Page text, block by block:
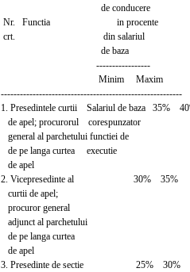
de conducere
Nr. Functia in procente
crt. din salariul
de baza
-----------------
Minim Maxim
---------------------------------------------------------
1. Presedintele curtii Salariul de baza 35%
de apel; procurorul corespunzator
general al parchetului functiei de
de pe langa curtea executie
de apel
2. Vicepresedinte al 30% 35%
curtii de apel;
procuror general
adjunct al parchetului
de pe langa curtea
de apel
3. Presedinte de sectie 25% 30%